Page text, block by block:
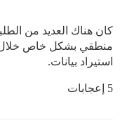
كان هناك العديد من
منطقي بشكل خاص خلال
استيراد بيانات.
5 إعجابات